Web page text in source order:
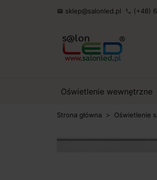
 sklep@salonled.pl phone (+48)
Oświetlenie wewnętrzne
Strona główna Oświetlenie